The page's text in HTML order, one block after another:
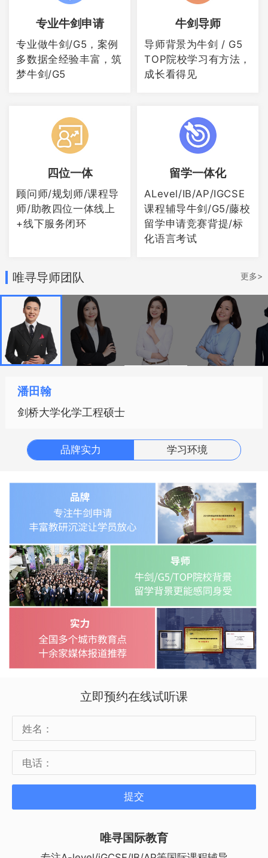
其次，把握好每一个可以与人用法语沟通
的机会，要大胆的进行沟通和交流，向对
方学习。
注意哦，Alevel法语课程并不是同学们想
学就可以学得，前提是同学们学习了
igcse/gcse法语课程，并且成绩在b及以上
哦。所以同学们最好还是要认真的对待
igcse/gcse，毕竟 优异的igcse/gcse成绩
证据。如果您有辅导需求，欢迎您前来唯
寻。
专业牛剑申请
专业做牛剑/G5，案例
多数据全经验丰富，筑
梦牛剑/G5
牛剑导师
导师背景为牛剑 / G5
TOP院校学习有方法，
成长看得见
四位一体
顾问师/规划师/课程导
师/助教四位一体线上
+线下服务闭环
留学一体化
ALevel/IB/AP/IGCSE
课程辅导牛剑/G5/藤校
留学申请竞赛背提/标
化语言考试
唯寻导师团队 更多>
潘田翰
剑桥大学化学工程硕士
品牌实力 学习环境
立即预约在线试听课
提交
唯寻国际教育